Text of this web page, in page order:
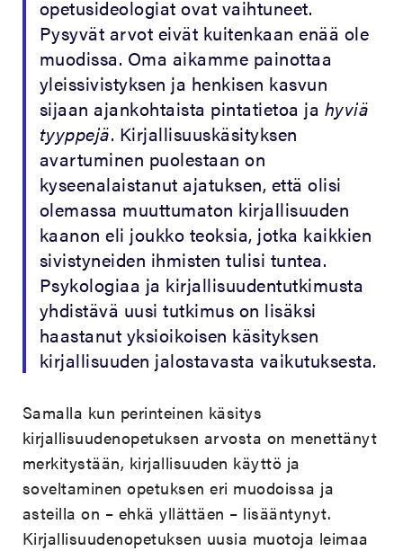
opetusideologiat ovat vaihtuneet.
Pysyvät arvot eivät kuitenkaan enää ole
muodissa. Oma aikamme painottaa
yleissivistyksen ja henkisen kasvun
sijaan ajankohtaista pintatietoa ja hyviä
tyyppejä. Kirjallisuuskäsityksen
avartuminen puolestaan on
kyseenalaistanut ajatuksen, että olisi
olemassa muuttumaton kirjallisuuden
kaanon eli joukko teoksia, jotka kaikkien
sivistyneiden ihmisten tulisi tuntea.
Psykologiaa ja kirjallisuudentutkimusta
yhdistävä uusi tutkimus on lisäksi
haastanut yksioikoisen käsityksen
kirjallisuuden jalostavasta vaikutuksesta.
Samalla kun perinteinen käsitys
kirjallisuudenopetuksen arvosta on menettänyt
merkitystään, kirjallisuuden käyttö ja
soveltaminen opetuksen eri muodoissa ja
asteilla on – ehkä yllättäen – lisääntynyt.
Kirjallisuudenopetuksen uusia muotoja leimaa